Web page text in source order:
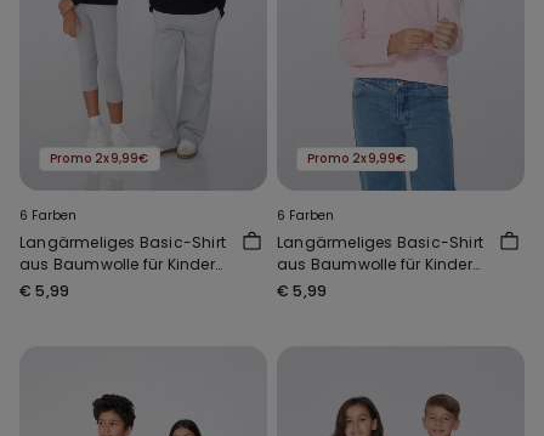
Promo 2x9,99€
6 Farben
Langärmeliges Basic-Shirt
aus Baumwolle für Kinder
Unisex
€ 5,99
Promo 2x9,99€
6 Farben
Langärmeliges Basic-Shirt
aus Baumwolle für Kinder
Unisex
€ 5,99